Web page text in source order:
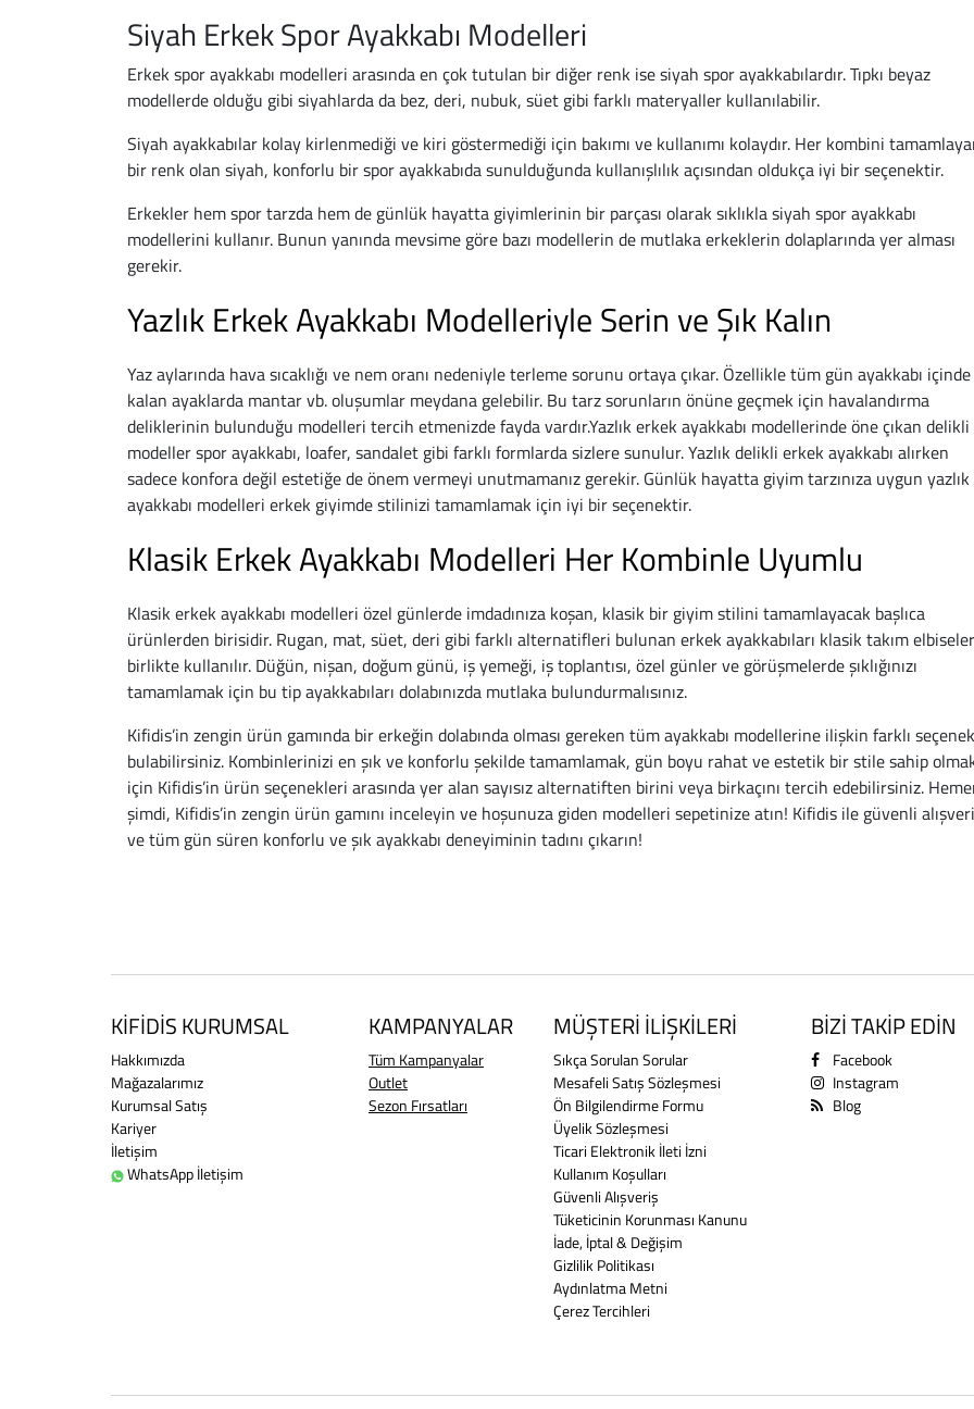
Siyah Erkek Spor Ayakkabı Modelleri
Erkek spor ayakkabı modelleri arasında en çok tutulan bir diğer renk ise siyah spor ayakkabılardır. Tıpkı beyaz
modellerde olduğu gibi siyahlarda da bez, deri, nubuk, süet gibi farklı materyaller kullanılabilir.
Siyah ayakkabılar kolay kirlenmediği ve kiri göstermediği için bakımı ve kullanımı kolaydır. Her kombini
bir renk olan siyah, konforlu bir spor ayakkabıda sunulduğunda kullanışlılık açısından oldukça iyi bir seçenektir.
Erkekler hem spor tarzda hem de günlük hayatta giyimlerinin bir parçası olarak sıklıkla siyah spor ayakkabı
modellerini kullanır. Bunun yanında mevsime göre bazı modellerin de mutlaka erkeklerin dolaplarında yer alması
gerekir.
Yazlık Erkek Ayakkabı Modelleriyle Serin ve Şık Kalın
Yaz aylarında hava sıcaklığı ve nem oranı nedeniyle terleme sorunu ortaya çıkar. Özellikle tüm gün ayakkabı içinde
kalan ayaklarda mantar vb. oluşumlar meydana gelebilir. Bu tarz sorunların önüne geçmek için havalandırma
deliklerinin bulunduğu modelleri tercih etmenizde fayda vardır.Yazlık erkek ayakkabı modellerinde öne çıkan delikli
modeller spor ayakkabı, loafer, sandalet gibi farklı formlarda sizlere sunulur. Yazlık delikli erkek ayakkabı alırken
sadece konfora değil estetiğe de önem vermeyi unutmamanız gerekir. Günlük hayatta giyim tarzınıza uygun yazlık
ayakkabı modelleri erkek giyimde stilinizi tamamlamak için iyi bir seçenektir.
Klasik Erkek Ayakkabı Modelleri Her Kombinle Uyumlu
Klasik erkek ayakkabı modelleri özel günlerde imdadınıza koşan, klasik bir giyim stilini tamamlayacak başlıca
ürünlerden birisidir. Rugan, mat, süet, deri gibi farklı alternatifleri bulunan erkek ayakkabıları klasik takım
birlikte kullanılır. Düğün, nişan, doğum günü, iş yemeği, iş toplantısı, özel günler ve görüşmelerde şıklığınızı
tamamlamak için bu tip ayakkabıları dolabınızda mutlaka bulundurmalısınız.
Kifidis’in zengin ürün gamında bir erkeğin dolabında olması gereken tüm ayakkabı modellerine ilişkin farklı
bulabilirsiniz. Kombinlerinizi en şık ve konforlu şekilde tamamlamak, gün boyu rahat ve estetik bir stile sahip
için Kifidis’in ürün seçenekleri arasında yer alan sayısız alternatiften birini veya birkaçını tercih edebilirsiniz.
şimdi, Kifidis’in zengin ürün gamını inceleyin ve hoşunuza giden modelleri sepetinize atın! Kifidis ile güvenli
ve tüm gün süren konforlu ve şık ayakkabı deneyiminin tadını çıkarın!
KİFİDİS KURUMSAL
Hakkımızda
Mağazalarımız
Kurumsal Satış
Kariyer
İletişim
WhatsApp İletişim
KAMPANYALAR
Tüm Kampanyalar
Outlet
Sezon Fırsatları
MÜŞTERİ İLİŞKİLERİ
Sıkça Sorulan Sorular
Mesafeli Satış Sözleşmesi
Ön Bilgilendirme Formu
Üyelik Sözleşmesi
Ticari Elektronik İleti İzni
Kullanım Koşulları
Güvenli Alışveriş
Tüketicinin Korunması Kanunu
İade, İptal & Değişim
Gizlilik Politikası
Aydınlatma Metni
Çerez Tercihleri
BİZİ TAKİP EDİN
Facebook
Instagram
Blog